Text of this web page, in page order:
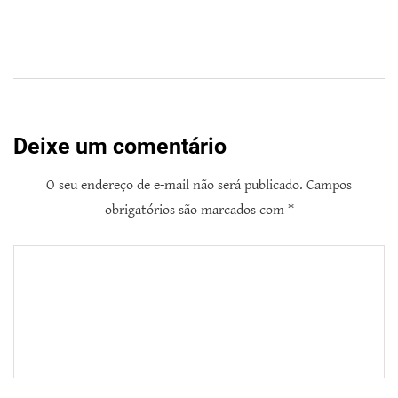
Deixe um comentário
O seu endereço de e-mail não será publicado. Campos
obrigatórios são marcados com *